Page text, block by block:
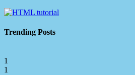
Trending Posts
1
1